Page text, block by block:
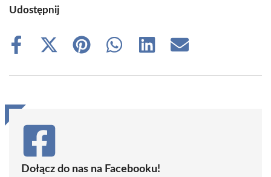
Udostępnij
Share
Share
(Twitter)
Share
Share
Share
Share
Dołącz do nas na Facebooku!